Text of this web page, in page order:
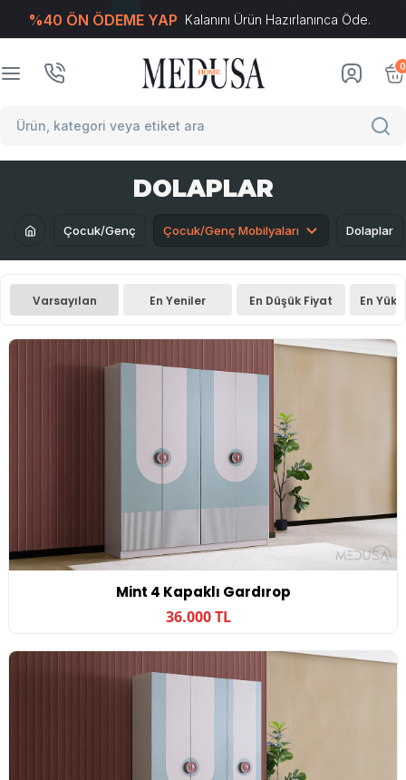
%40 ÖN ÖDEME YAP Kalanını Ürün Hazırlanınca Öde.
0
DOLAPLAR
Çocuk/Genç Çocuk/Genç Mobilyaları Dolaplar
Varsayılan En Yeniler En Düşük Fiyat En
Mint 4 Kapaklı Gardırop
36.000 TL
T-Soft E-Ticaret Sistemleriyle Hazırlanmıştır.